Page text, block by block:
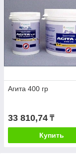
Агита 400 гр
33 810,74 ₸
Купить